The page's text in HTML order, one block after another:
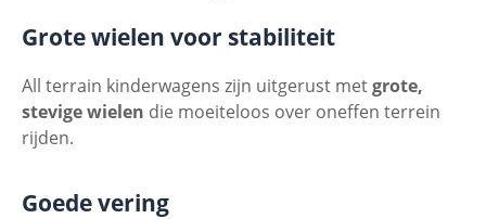
Grote wielen voor stabiliteit
All terrain kinderwagens zijn uitgerust metgrote,
stevige wielen die moeiteloos over oneffen terrein
rijden.
Goede vering